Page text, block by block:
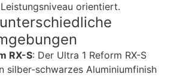
orientiert.
RX-S: Der Ultra 1 Reform RX-S
silber-schwarzes Aluminiumfinish